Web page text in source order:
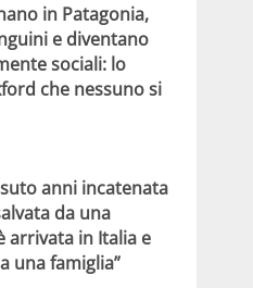
in Patagonia,
e diventano
sociali: lo
che nessuno si
anni incatenata
da una
arrivata in Italia e
una famiglia”